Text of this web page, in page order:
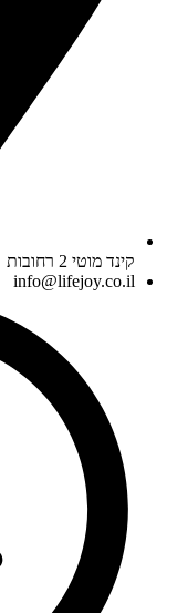
קינד מוטי 2 רחובות
info@lifejoy.co.il